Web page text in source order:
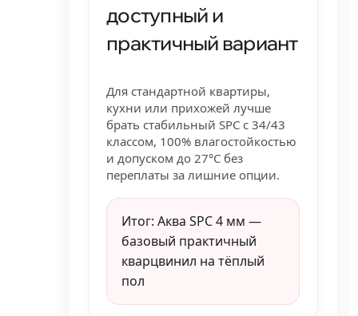
доступный и
практичный вариант
Для стандартной квартиры,
кухни или прихожей лучше
брать стабильный SPC с 34/43
классом, 100% влагостойкостью
и допуском до 27°C без
переплаты за лишние опции.
Итог: Аква SPC 4 мм —
базовый практичный
кварцвинил на тёплый
пол